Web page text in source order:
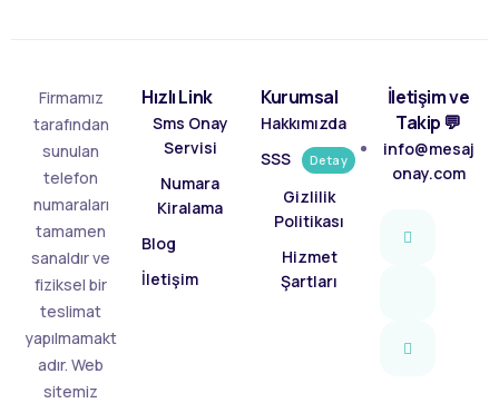
Firmamız
tarafından
sunulan
telefon
numaraları
tamamen
sanaldır ve
fiziksel bir
teslimat
yapılmamakt
adır. Web
sitemiz
Hızlı Link
Sms Onay
Servisi
Numara
Kiralama
Blog
İletişim
Kurumsal
Hakkımızda
SSS
Detay
Gizlilik
Politikası
Hizmet
Şartları
İletişim ve
Takip 💬
info@mesaj
onay.com